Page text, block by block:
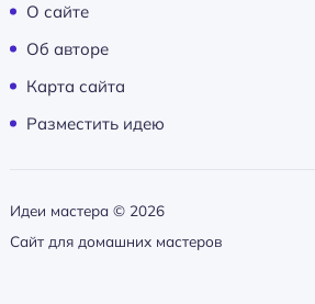
О сайте
Об авторе
Карта сайта
Разместить идею
Идеи мастера © 2026
Сайт для домашних мастеров